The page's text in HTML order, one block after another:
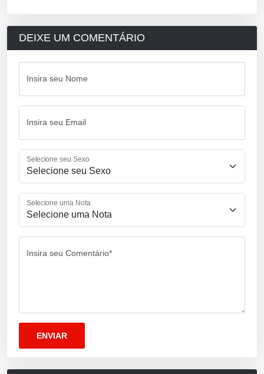
DEIXE UM COMENTÁRIO
Insira seu Nome
Insira seu Email
Selecione seu Sexo
Selecione uma Nota
Insira seu Comentário*